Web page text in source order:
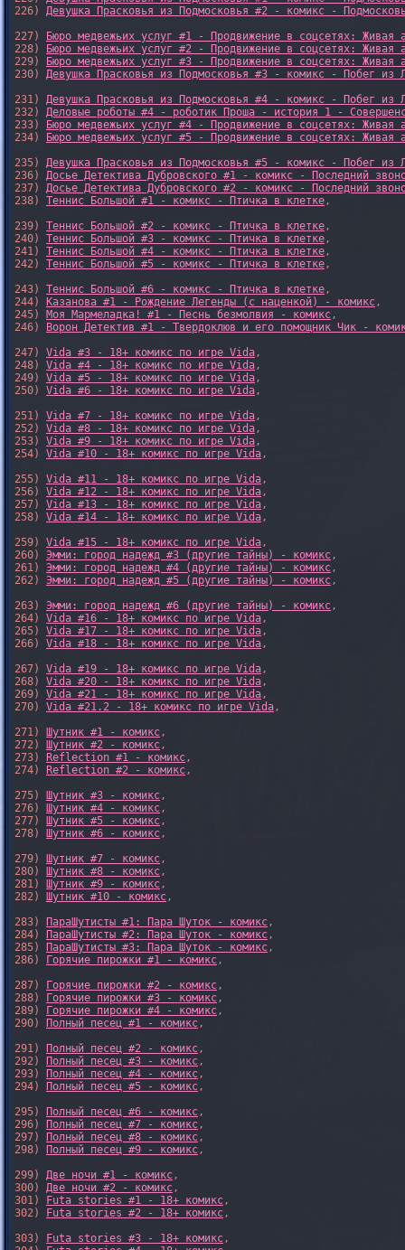
226) Девушка Прасковья из Подмосковья #2 - комикс -
227)
Бюро медвежьих услуг #1 - Продвижение в соцсетях: Живая
228)
Бюро медвежьих услуг #2 - Продвижение в соцсетях: Живая
229)
Бюро медвежьих услуг #3 - Продвижение в соцсетях: Живая
230) Девушка Прасковья из Подмосковья #3 - комикс - Побег из
231) Девушка Прасковья из Подмосковья #4 - комикс - Побег из
232) Деловые роботы #4 - роботик Проша - история 1 -
233)
Бюро медвежьих услуг #4 - Продвижение в соцсетях: Живая
234)
Бюро медвежьих услуг #5 - Продвижение в соцсетях: Живая
235) Девушка Прасковья из Подмосковья #5 - комикс - Побег из
236) Досье Детектива Дубровского #1 - комикс - Последний
237) Досье Детектива Дубровского #2 - комикс - Последний
238) Теннис Большой #1 - комикс - Птичка в клетке,
239) Теннис Большой #2 - комикс - Птичка в клетке,
240) Теннис Большой #3 - комикс - Птичка в клетке,
241) Теннис Большой #4 - комикс - Птичка в клетке,
242) Теннис Большой #5 - комикс - Птичка в клетке,
243) Теннис Большой #6 - комикс - Птичка в клетке,
244)
Казанова #1 - Рождение Легенды (с наценкой) - комикс,
245) Моя Мармеладка! #1 - Песнь безмолвия - комикс,
246)
Ворон Детектив #1 - Твердоклюв и его помощник Чик -
247) Vida #3 - 18+ комикс по игре Vida,
248) Vida #4 - 18+ комикс по игре Vida,
249) Vida #5 - 18+ комикс по игре Vida,
250) Vida #6 - 18+ комикс по игре Vida,
251) Vida #7 - 18+ комикс по игре Vida,
252) Vida #8 - 18+ комикс по игре Vida,
253) Vida #9 - 18+ комикс по игре Vida,
254) Vida #10 - 18+ комикс по игре Vida,
255) Vida #11 - 18+ комикс по игре Vida,
256) Vida #12 - 18+ комикс по игре Vida,
257) Vida #13 - 18+ комикс по игре Vida,
258) Vida #14 - 18+ комикс по игре Vida,
259) Vida #15 - 18+ комикс по игре Vida,
260) Эмми: город надежд #3 (другие тайны) - комикс,
261) Эмми: город надежд #4 (другие тайны) - комикс,
262) Эмми: город надежд #5 (другие тайны) - комикс,
263) Эмми: город надежд #6 (другие тайны) - комикс,
264) Vida #16 - 18+ комикс по игре Vida,
265) Vida #17 - 18+ комикс по игре Vida,
266) Vida #18 - 18+ комикс по игре Vida,
267) Vida #19 - 18+ комикс по игре Vida,
268) Vida #20 - 18+ комикс по игре Vida,
269) Vida #21 - 18+ комикс по игре Vida,
270) Vida #21.2 - 18+ комикс по игре Vida,
271) Шутник #1 - комикс,
272) Шутник #2 - комикс,
273)
Reflection #1 - комикс,
274)
Reflection #2 - комикс,
275) Шутник #3 - комикс,
276) Шутник #4 - комикс,
277) Шутник #5 - комикс,
278) Шутник #6 - комикс,
279) Шутник #7 - комикс,
280) Шутник #8 - комикс,
281) Шутник #9 - комикс,
282) Шутник #10 - комикс,
283)
ПараШутисты #1: Пара Шуток - комикс,
284)
ПараШутисты #2: Пара Шуток - комикс,
285)
ПараШутисты #3: Пара Шуток - комикс,
286)
Горячие пирожки #1 - комикс,
287)
Горячие пирожки #2 - комикс,
288)
Горячие пирожки #3 - комикс,
289)
Горячие пирожки #4 - комикс,
290)
Полный песец #1 - комикс,
291)
Полный песец #2 - комикс,
292)
Полный песец #3 - комикс,
293)
Полный песец #4 - комикс,
294)
Полный песец #5 - комикс,
295)
Полный песец #6 - комикс,
296)
Полный песец #7 - комикс,
297)
Полный песец #8 - комикс,
298)
Полный песец #9 - комикс,
299) Две ночи #1 - комикс,
300) Две ночи #2 - комикс,
301)
Futa stories #1 - 18+ комикс,
302)
Futa stories #2 - 18+ комикс,
303)
Futa stories #3 - 18+ комикс,